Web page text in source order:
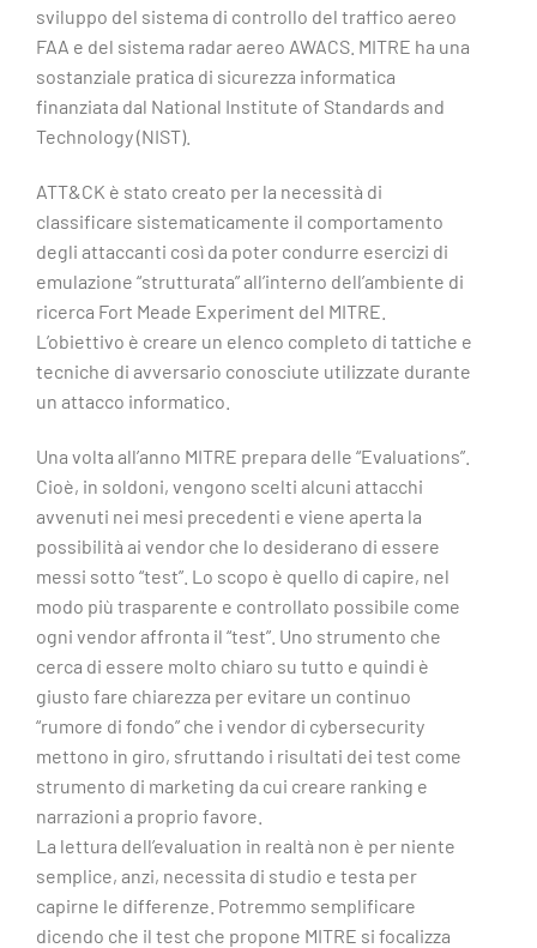
sviluppo del sistema di controllo del traffico aereo
FAA e del sistema radar aereo AWACS. MITRE ha una
sostanziale pratica di sicurezza informatica
finanziata dal National Institute of Standards and
Technology (NIST).
ATT&CK è stato creato per la necessità di
classificare sistematicamente il comportamento
degli attaccanti così da poter condurre esercizi di
emulazione “strutturata” all’interno dell’ambiente di
ricerca Fort Meade Experiment del MITRE.
L’obiettivo è creare un elenco completo di tattiche e
tecniche di avversario conosciute utilizzate durante
un attacco informatico.
Una volta all’anno MITRE prepara delle “Evaluations”.
Cioè, in soldoni, vengono scelti alcuni attacchi
avvenuti nei mesi precedenti e viene aperta la
possibilità ai vendor che lo desiderano di essere
messi sotto “test”. Lo scopo è quello di capire, nel
modo più trasparente e controllato possibile come
ogni vendor affronta il “test”. Uno strumento che
cerca di essere molto chiaro su tutto e quindi è
giusto fare chiarezza per evitare un continuo
“rumore di fondo” che i vendor di cybersecurity
mettono in giro, sfruttando i risultati dei test come
strumento di marketing da cui creare ranking e
narrazioni a proprio favore.
La lettura dell’evaluation in realtà non è per niente
semplice, anzi, necessita di studio e testa per
capirne le differenze. Potremmo semplificare
dicendo che il test che propone MITRE si focalizza